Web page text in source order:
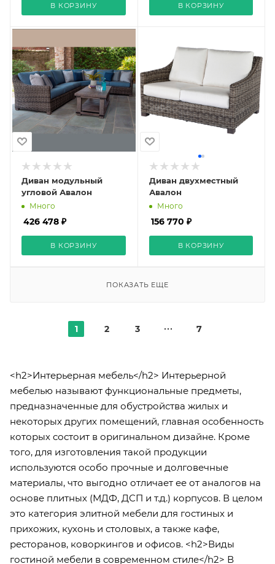
В КОРЗИНУ В КОРЗИНУ
Диван модульный
угловой Авалон
Много
426 478 ₽
В КОРЗИНУ
Диван двухместный
Авалон
Много
156 770 ₽
В КОРЗИНУ
ПОКАЗАТЬ ЕЩЕ
1 2 3 7
<h2>Интерьерная мебель</h2> Интерьерной
мебелью называют функциональные предметы,
предназначенные для обустройства жилых и
некоторых других помещений, главная особенность
которых состоит в оригинальном дизайне. Кроме
того, для изготовления такой продукции
используются особо прочные и долговечные
материалы, что выгодно отличает ее от аналогов на
основе плитных (МДФ, ДСП и т.д.) корпусов. В целом
это категория элитной мебели для гостиных и
прихожих, кухонь и столовых, а также кафе,
ресторанов, коворкингов и офисов. <h2>Виды
гостиной мебели в современном стиле</h2> В